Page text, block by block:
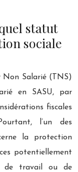
statut
sociale
Non Salarié (TNS)
en SASU, par
fiscales
l’un des
la protection
potentiellement
de travail ou de